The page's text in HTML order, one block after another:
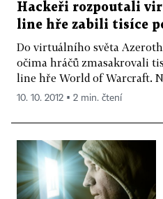
Hackeři rozpoutali
line hře zabili tisíce
Do virtuálního světa
očima hráčů zmasakrovali
line hře World of Warcraft.
10. 10. 2012 ▪ 2 min. čtení